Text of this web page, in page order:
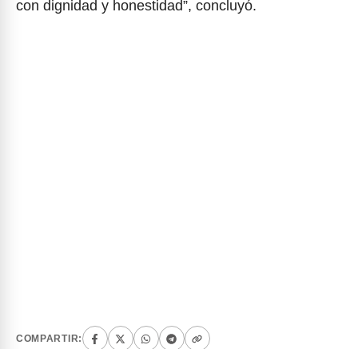
con dignidad y honestidad”, concluyó.
COMPARTIR: